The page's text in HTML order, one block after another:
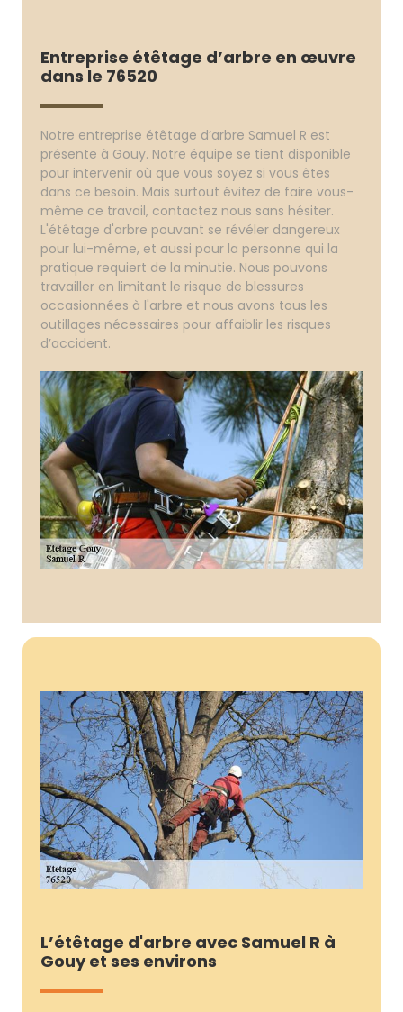
Entreprise étêtage d’arbre en œuvre
dans le 76520
Notre entreprise étêtage d’arbre Samuel R est
présente à Gouy. Notre équipe se tient disponible
pour intervenir où que vous soyez si vous êtes
dans ce besoin. Mais surtout évitez de faire vous-
même ce travail, contactez nous sans hésiter.
L'étêtage d'arbre pouvant se révéler dangereux
pour lui-même, et aussi pour la personne qui la
pratique requiert de la minutie. Nous pouvons
travailler en limitant le risque de blessures
occasionnées à l'arbre et nous avons tous les
outillages nécessaires pour affaiblir les risques
d’accident.
L’étêtage d'arbre avec Samuel R à
Gouy et ses environs